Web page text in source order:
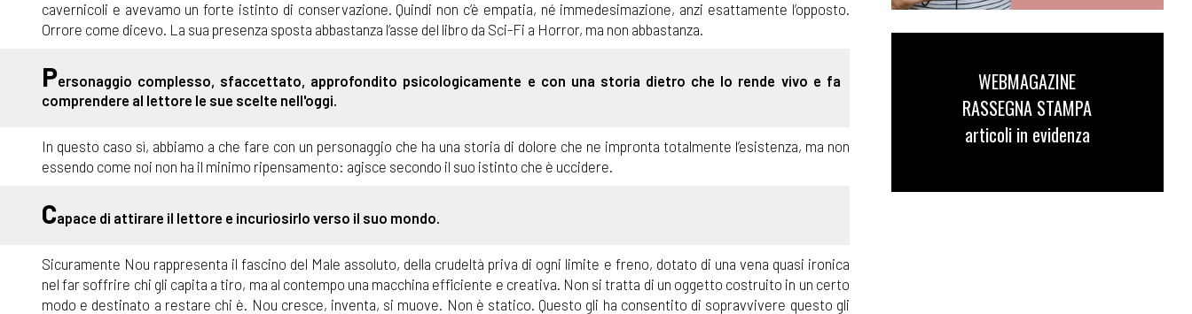
cavernicoli e avevamo un forte istinto di conservazione. Quindi non c’è empatia, né immedesimazione, anzi esattamente l’opposto.
Orrore come dicevo. La sua presenza sposta abbastanza l’asse del libro da Sci-Fi a Horror, ma non abbastanza.
Personaggio complesso, sfaccettato, approfondito psicologicamente e con una storia dietro che lo rende vivo e fa
comprendere al lettore le sue scelte nell'oggi.
In questo caso sì, abbiamo a che fare con un personaggio che ha una storia di dolore che ne impronta totalmente l’esistenza, ma non
essendo come noi non ha il minimo ripensamento: agisce secondo il suo istinto che è uccidere.
Capace di attirare il lettore e incuriosirlo verso il suo mondo.
Sicuramente Nou rappresenta il fascino del Male assoluto, della crudeltà priva di ogni limite e freno, dotato di una vena quasi ironica
nel far soffrire chi gli capita a tiro, ma al contempo una macchina efficiente e creativa. Non si tratta di un oggetto costruito in un certo
modo e destinato a restare chi è. Nou cresce, inventa, si muove. Non è statico. Questo gli ha consentito di sopravvivere questo gli
WEBMAGAZINE
RASSEGNA STAMPA
articoli in evidenza